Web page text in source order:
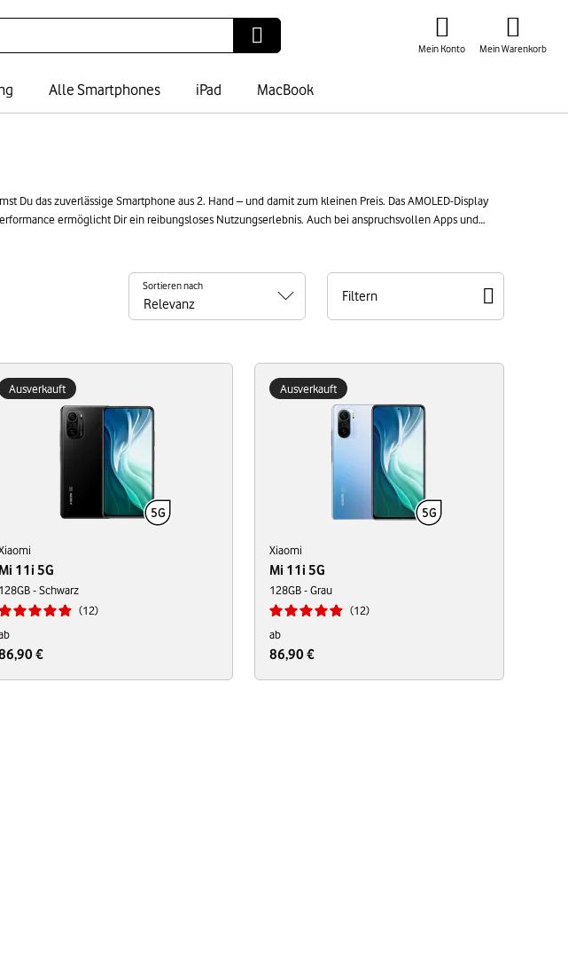
Mein Konto Mein Warenkorb
Alle Smartphones iPad MacBook
das zuverlässige Smartphone aus 2. Hand – und damit zum kleinen Preis. Das AMOLED-Display
ermöglicht Dir ein reibungsloses Nutzungserlebnis. Auch bei anspruchsvollen Apps und
refurbished Xiaomi Mi 11i nutzt Du bestehende Technik weiter. Das schont die Umwelt und Deinen
Sortieren nach
Filtern
Ausverkauft
11i 5G
128GB - Schwarz
12
€
Ausverkauft
Xiaomi
Mi 11i 5G
128GB - Grau
12
ab
86,90 €